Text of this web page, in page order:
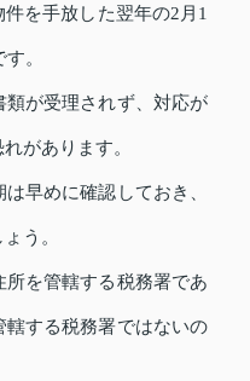
を手放した翌年の2月1
。
類が受理されず、対応が
があります。
早めに確認しておき、
う。
を管轄する税務署であ
轄する税務署ではないの